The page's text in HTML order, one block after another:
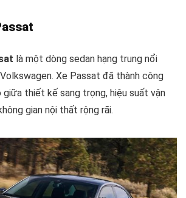
là một dòng sedan hạng trung nổi
Xe Passat đã thành công
thiết kế sang trọng, hiệu suất vận
gian nội thất rộng rãi.